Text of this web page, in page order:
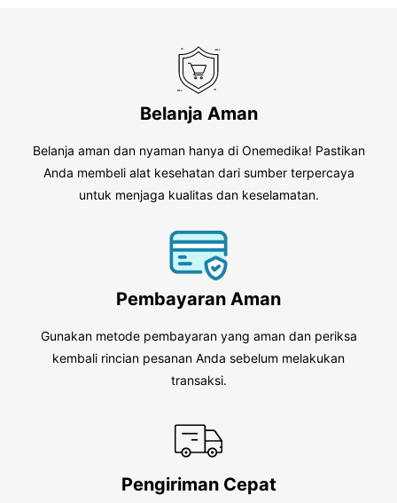
Belanja Aman
Belanja aman dan nyaman hanya di Onemedika! Pastikan
Anda membeli alat kesehatan dari sumber terpercaya
untuk menjaga kualitas dan keselamatan.
Pembayaran Aman
Gunakan metode pembayaran yang aman dan periksa
kembali rincian pesanan Anda sebelum melakukan
transaksi.
Pengiriman Cepat